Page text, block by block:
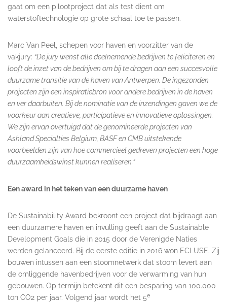
gaat om een pilootproject dat als test dient om
waterstoftechnologie op grote schaal toe te passen.
Marc Van Peel, schepen voor haven en voorzitter van de
vakjury: “De jury wenst alle deelnemende bedrijven te feliciteren en
looft de inzet van de bedrijven om bij te dragen aan een succesvolle
duurzame transitie van de haven van Antwerpen. De ingezonden
projecten zijn een inspiratiebron voor andere bedrijven in de haven
en ver daarbuiten. Bij de nominatie van de inzendingen gaven we de
voorkeur aan creatieve, participatieve en innovatieve oplossingen.
We zijn ervan overtuigd dat de genomineerde projecten van
Ashland Specialties Belgium, BASF en CMB uitstekende
voorbeelden zijn van hoe commercieel gedreven projecten een hoge
duurzaamheidswinst kunnen realiseren.”
Een award in het teken van een duurzame haven
De Sustainability Award bekroont een project dat bijdraagt aan
een duurzamere haven en invulling geeft aan de Sustainable
Development Goals die in 2015 door de Verenigde Naties
werden gelanceerd. Bij de eerste editie in 2016 won ECLUSE. Zij
bouwen intussen aan een stoomnetwerk dat stoom levert aan
de omliggende havenbedrijven voor de verwarming van hun
gebouwen. Op termijn betekent dit een besparing van 100.000
ton CO2 per jaar. Volgend jaar wordt het 5e